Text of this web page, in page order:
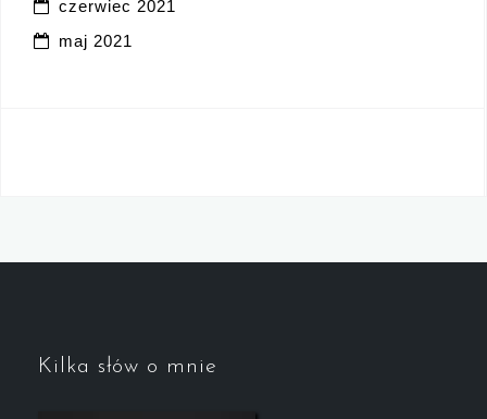
czerwiec 2021
maj 2021
Kilka słów o mnie